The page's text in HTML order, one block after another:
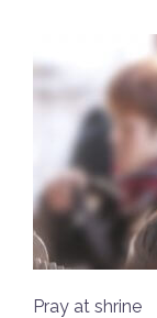
Pray at shrine